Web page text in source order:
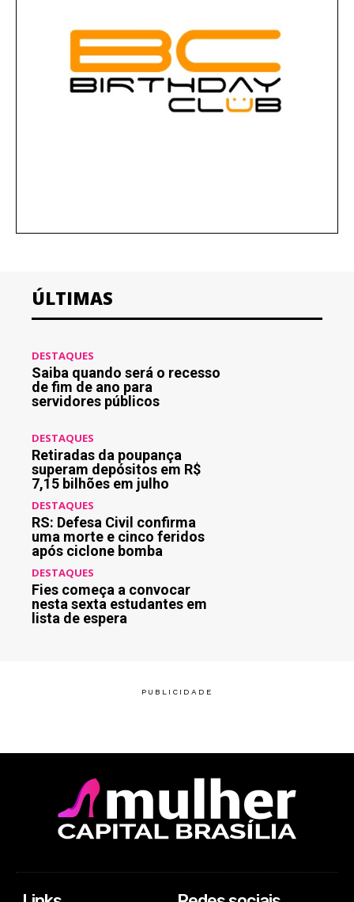
ÚLTIMAS
DESTAQUES
Saiba quando será o recesso
de fim de ano para
servidores públicos
DESTAQUES
Retiradas da poupança
superam depósitos em R$
7,15 bilhões em julho
DESTAQUES
RS: Defesa Civil confirma
uma morte e cinco feridos
após ciclone bomba
DESTAQUES
Fies começa a convocar
nesta sexta estudantes em
lista de espera